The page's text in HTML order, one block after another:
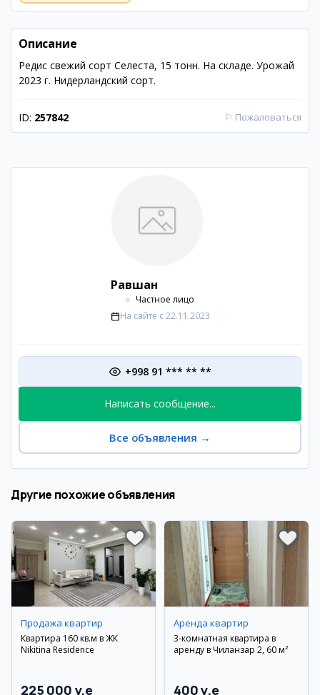
Описание
Редис свежий сорт Селеста, 15 тонн. На складе. Урожай
2023 г. Нидерландский сорт.
ID: 257842 ⚐ Пожаловаться
Равшан
Частное лицо
На сайте с 22.11.2023
+998 91 *** ** **
Написать сообщение...
Все объявления →
Другие похожие объявления
Продажа квартир
Квартира 160 кв.м в ЖК
Nikitina Residence
225 000 y.e
Аренда квартир
3-комнатная квартира в
аренду в Чиланзар 2, 60 м²
400 y.e